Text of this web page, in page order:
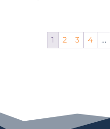
1 2 3 4 …